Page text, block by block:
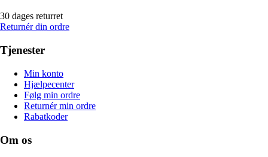
30 dages returret
Returnér din ordre
Tjenester
Min konto
Hjælpecenter
Følg min ordre
Returnér min ordre
Rabatkoder
Om os